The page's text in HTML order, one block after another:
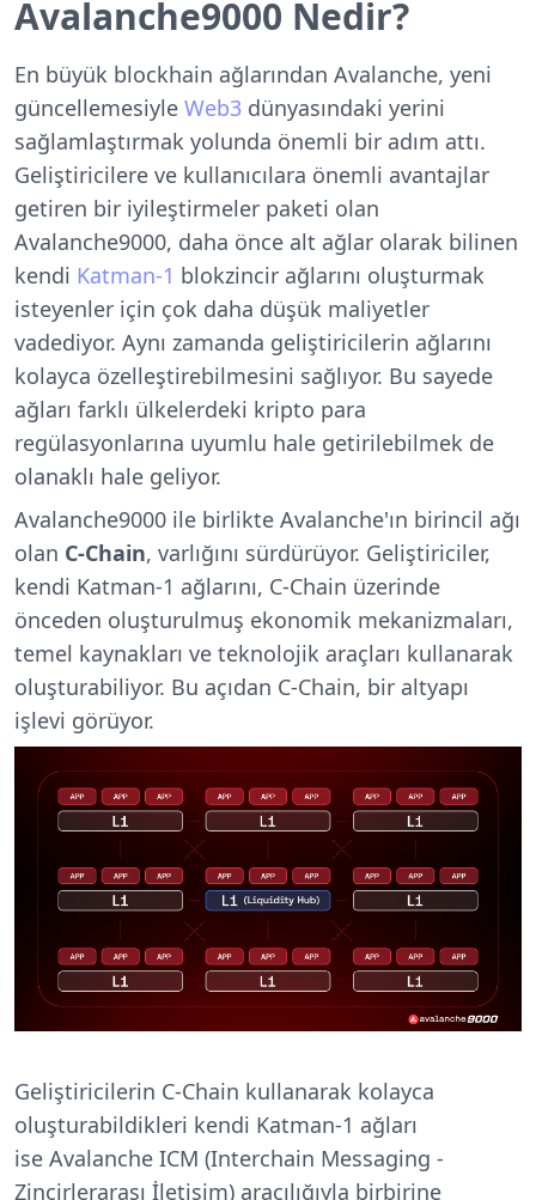
Avalanche9000 Nedir?
En büyük blockhain ağlarından Avalanche, yeni
güncellemesiyle Web3 dünyasındaki yerini
sağlamlaştırmak yolunda önemli bir adım attı.
Geliştiricilere ve kullanıcılara önemli avantajlar
getiren bir iyileştirmeler paketi olan
Avalanche9000, daha önce alt ağlar olarak bilinen
kendi Katman-1 blokzincir ağlarını oluşturmak
isteyenler için çok daha düşük maliyetler
vadediyor. Aynı zamanda geliştiricilerin ağlarını
kolayca özelleştirebilmesini sağlıyor. Bu sayede
ağları farklı ülkelerdeki kripto para
regülasyonlarına uyumlu hale getirilebilmek de
olanaklı hale geliyor.
Avalanche9000 ile birlikte Avalanche'ın birincil ağı
olan C-Chain, varlığını sürdürüyor. Geliştiriciler,
kendi Katman-1 ağlarını, C-Chain üzerinde
önceden oluşturulmuş ekonomik mekanizmaları,
temel kaynakları ve teknolojik araçları kullanarak
oluşturabiliyor. Bu açıdan C-Chain, bir altyapı
işlevi görüyor.
Geliştiricilerin C-Chain kullanarak kolayca
oluşturabildikleri kendi Katman-1 ağları
ise Avalanche ICM (Interchain Messaging -
Zincirlerarası İletişim) aracılığıyla birbirine